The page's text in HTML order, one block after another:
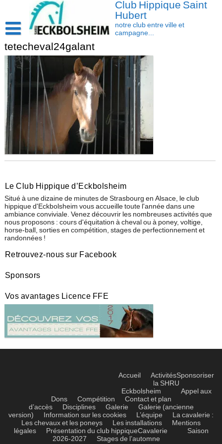
Club Hippique Saint
Hubert
notre club entre ville et
campagne...
Accueil
Saison 2026-2027
Les actus
Cavasoft client
Présentation
Les installations
Disciplines
Contact/accès
tetecheval24galant
Le Club Hippique d’Eckbolsheim
Situé à une dizaine de minutes de Strasbourg en Alsace, le club
hippique d'Eckbolsheim vous accueille toute l'année dans une
ambiance conviviale. Venez découvrir les nombreuses activités que
nous proposons : cours d'équitation à cheval ou à poney, voltige,
horse-ball, sorties en compétition, stages de perfectionnement et
randonnées !
Retrouvez-nous sur Facebook
Sponsors
Vos avantages Licence FFE
Accueil ActivitésSponsoriser
la SHRU
Eckbolsheim
Appel aux
Dons
Compétition
Contact et plan
d’accès
Disciplines Galerie
Galerie (ancienne
version)
Information sur les cookies L’équipe
La cavalerie :
Les chevaux et les poneys
Les installations
Mentions
légales
Présentation du club hippiqueCavalerie
Saison
2026-2027
Stages de l’automne